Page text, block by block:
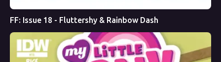
FF: Issue 18 - Fluttershy & Rainbow Dash